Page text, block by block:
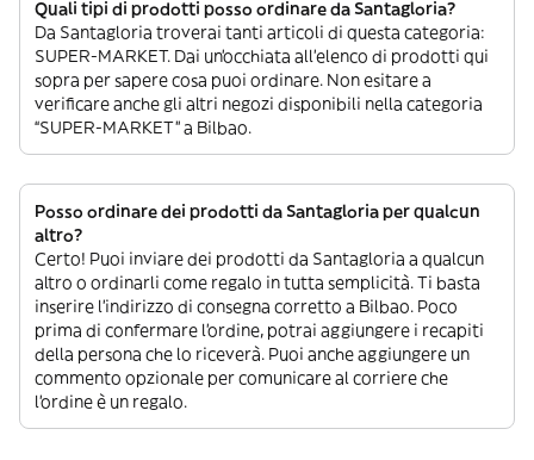
Quali tipi di prodotti posso ordinare da Santagloria?
Da Santagloria troverai tanti articoli di questa categoria:
SUPER-MARKET. Dai un’occhiata all’elenco di prodotti qui
sopra per sapere cosa puoi ordinare. Non esitare a
verificare anche gli altri negozi disponibili nella categoria
“SUPER-MARKET” a Bilbao.
Posso ordinare dei prodotti da Santagloria per qualcun
altro?
Certo! Puoi inviare dei prodotti da Santagloria a qualcun
altro o ordinarli come regalo in tutta semplicità. Ti basta
inserire l’indirizzo di consegna corretto a Bilbao. Poco
prima di confermare l’ordine, potrai aggiungere i recapiti
della persona che lo riceverà. Puoi anche aggiungere un
commento opzionale per comunicare al corriere che
l’ordine è un regalo.